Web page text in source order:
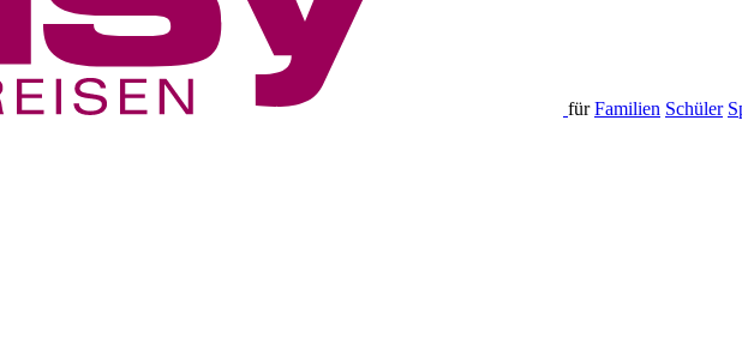
für Familien Schüler